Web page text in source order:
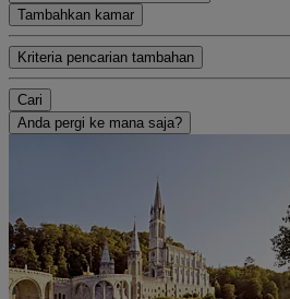
Tambahkan kamar
Kriteria pencarian tambahan
Cari
Anda pergi ke mana saja?